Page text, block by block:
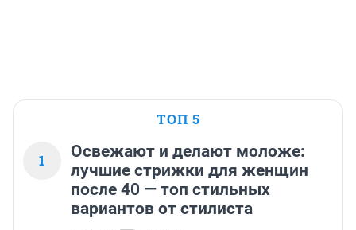
ТОП 5
1
Освежают и делают моложе:
лучшие стрижки для женщин
после 40 — топ стильных
вариантов от стилиста